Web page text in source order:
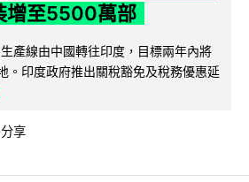
增至5500萬部
產線由中國轉往印度，目標兩年內將
。印度政府推出關稅豁免及稅務優惠延
分享